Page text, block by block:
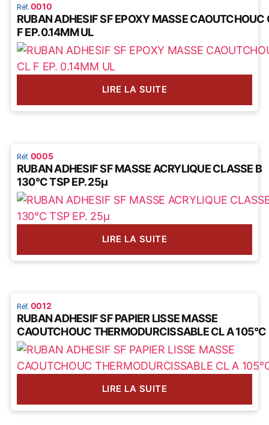
RUBAN ADHESIF SF EPOXY MASSE CAOUTCHOUC
F EP. 0.14MM UL
0010
LIRE LA SUITE
RUBAN ADHESIF SF MASSE ACRYLIQUE CLASSE B
130°C TSP EP. 25µ
0005
LIRE LA SUITE
RUBAN ADHESIF SF PAPIER LISSE MASSE
CAOUTCHOUC THERMODURCISSABLE CL A 105°C
0012
LIRE LA SUITE